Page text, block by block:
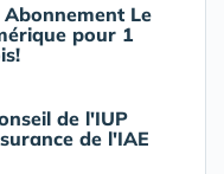
Le
pour 1
de l'IUP
de l'IAE